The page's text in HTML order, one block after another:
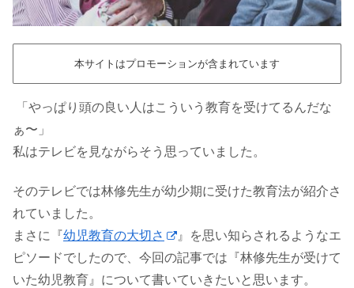
本サイトはプロモーションが含まれています
「やっぱり頭の良い人はこういう教育を受けてるんだな
ぁ〜」
私はテレビを見ながらそう思っていました。
そのテレビでは林修先生が幼少期に受けた教育法が紹介さ
れていました。
まさに『 幼児教育の大切さ
』を思い知らされるようなエ
ピソードでしたので、今回の記事では『林修先生が受けて
いた幼児教育』について書いていきたいと思います。